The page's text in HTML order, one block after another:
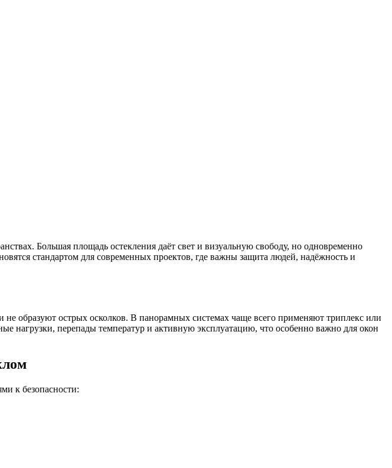
Большая площадь остекления даёт свет и визуальную свободу, но одновременно
стандартом для современных проектов, где важны защита людей, надёжность и
образуют острых осколков. В панорамных системах чаще всего применяют триплекс или
нагрузки, перепады температур и активную эксплуатацию, что особенно важно для окон
к безопасности: